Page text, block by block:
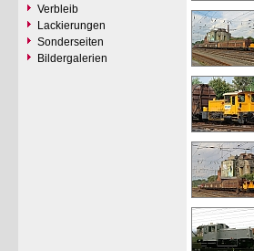
Verbleib
Lackierungen
Sonderseiten
Bildergalerien